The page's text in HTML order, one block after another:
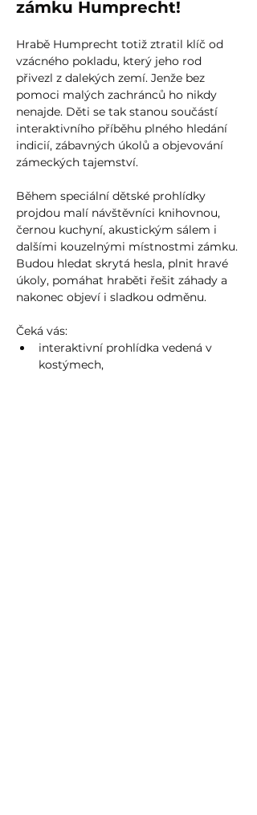
zámku Humprecht!
Hrabě Humprecht totiž ztratil klíč od
vzácného pokladu, který jeho rod
přivezl z dalekých zemí. Jenže bez
pomoci malých zachránců ho nikdy
nenajde. Děti se tak stanou součástí
interaktivního příběhu plného hledání
indicií, zábavných úkolů a objevování
zámeckých tajemství.
Během speciální dětské prohlídky
projdou malí návštěvníci knihovnou,
černou kuchyní, akustickým sálem i
dalšími kouzelnými místnostmi zámku.
Budou hledat skrytá hesla, plnit hravé
úkoly, pomáhat hraběti řešit záhady a
nakonec objeví i sladkou odměnu.
Čeká vás:
interaktivní prohlídka vedená v
kostýmech,